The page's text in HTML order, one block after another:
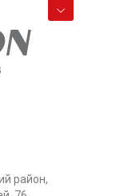
район,